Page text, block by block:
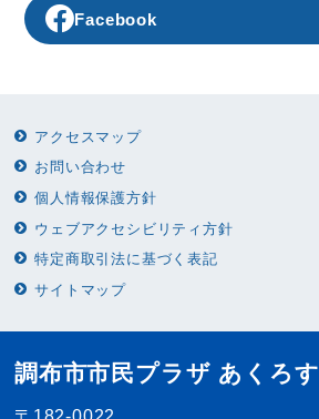
Facebook
アクセスマップ
お問い合わせ
個人情報保護方針
ウェブアクセシビリティ方針
特定商取引法に基づく表記
サイトマップ
調布市市民プラザ あくろす